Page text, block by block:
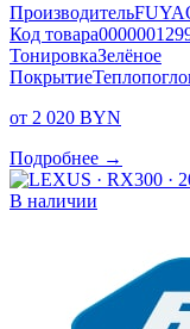
Производитель
Код товара
ТонировкаЗелёное
Покрытие
от 2 020 BYN
Подробнее →
В наличии